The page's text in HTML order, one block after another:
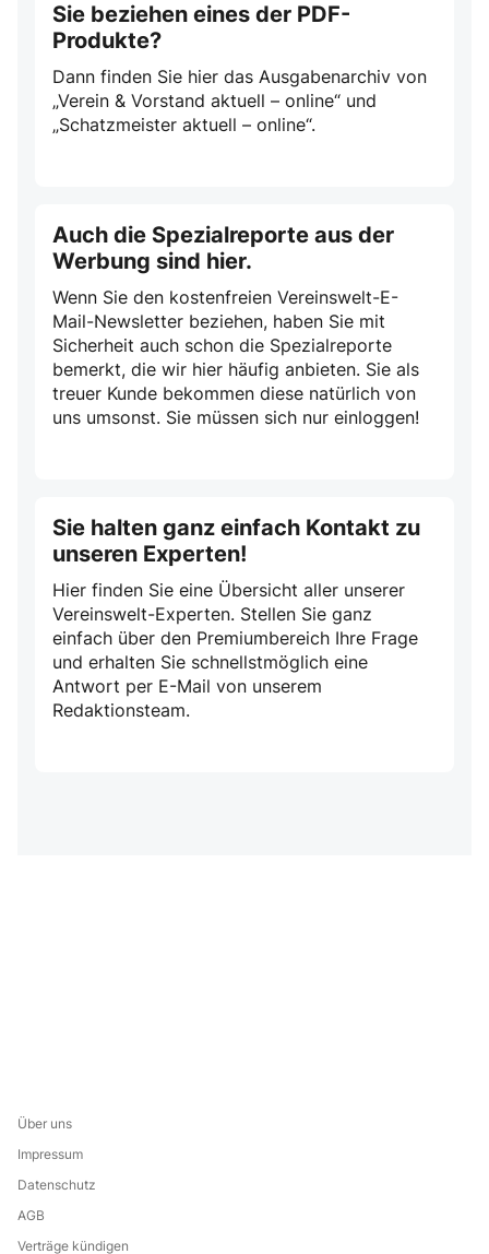
Sie beziehen eines der PDF-
Produkte?
Dann finden Sie hier das Ausgabenarchiv von
„Verein & Vorstand aktuell – online“ und
„Schatzmeister aktuell – online“.
Auch die Spezialreporte aus der
Werbung sind hier.
Wenn Sie den kostenfreien Vereinswelt-E-
Mail-Newsletter beziehen, haben Sie mit
Sicherheit auch schon die Spezialreporte
bemerkt, die wir hier häufig anbieten. Sie als
treuer Kunde bekommen diese natürlich von
uns umsonst. Sie müssen sich nur einloggen!
Sie halten ganz einfach Kontakt zu
unseren Experten!
Hier finden Sie eine Übersicht aller unserer
Vereinswelt-Experten. Stellen Sie ganz
einfach über den Premiumbereich Ihre Frage
und erhalten Sie schnellstmöglich eine
Antwort per E-Mail von unserem
Redaktionsteam.
Über uns
Impressum
Datenschutz
AGB
Verträge kündigen